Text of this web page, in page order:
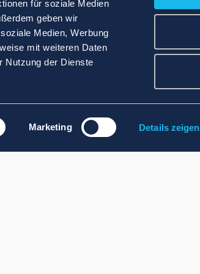
für soziale Medien
geben wir
Medien, Werbung
mit weiteren Daten
Nutzung der Dienste
Marketing Details zeigen